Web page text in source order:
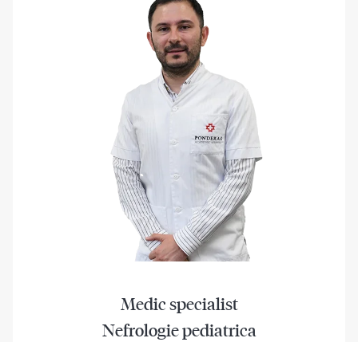
Medic specialist
Nefrologie pediatrica